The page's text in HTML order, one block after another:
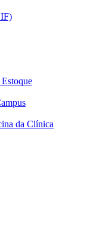
da Clínica